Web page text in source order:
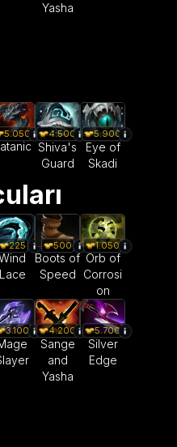
Yasha
5.050 4.500
Shiva's
Guard
5.900
Eye of
Skadi
225
Lace
500
Boots of
Speed
1.050
Orb of
Corrosi
on
3.100 4.200
Sange
and
Yasha
5.700
Silver
Edge